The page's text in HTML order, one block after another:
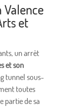
Valence
et
un arrêt
et son
tunnel sous-
toutes
partie de sa